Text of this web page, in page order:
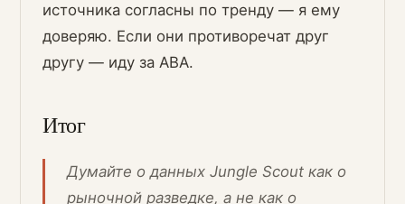
источника согласны по тренду — я ему
доверяю. Если они противоречат друг
другу — иду за ABA.
Итог
Думайте о данных Jungle Scout как о
рыночной разведке, а не как о